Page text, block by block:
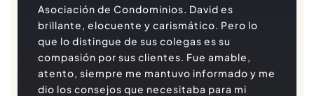
Asociación de Condominios. David es
brillante, elocuente y carismático. Pero lo
que lo distingue de sus colegas es su
compasión por sus clientes. Fue amable,
atento, siempre me mantuvo informado y me
dio los consejos que necesitaba para mi